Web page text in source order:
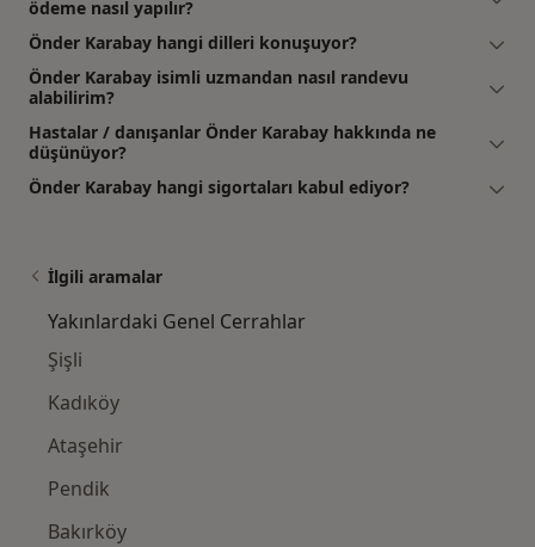
ödeme nasıl yapılır?
Önder Karabay hangi dilleri konuşuyor?
Önder Karabay isimli uzmandan nasıl randevu
alabilirim?
Hastalar / danışanlar Önder Karabay hakkında ne
düşünüyor?
Önder Karabay hangi sigortaları kabul ediyor?
İlgili aramalar
Yakınlardaki Genel Cerrahlar
Şişli
Kadıköy
Ataşehir
Pendik
Bakırköy